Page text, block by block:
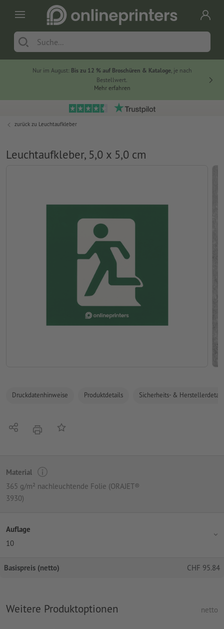
Nur im August: Bis zu 12 % auf Broschüren & Kataloge, je nach
Bestellwert.
Mehr erfahren
zurück zu Leuchtaufkleber
Leuchtaufkleber, 5,0 x 5,0 cm
Druckdatenhinweise Produktdetails Sicherheits- &
Teilen DruckenAuf die Merkliste
Material
365 g/m² nachleuchtende Folie (ORAJET®
3930)
Auflage
10
Basispreis (netto) CHF 95.84
Weitere Produktoptionen netto